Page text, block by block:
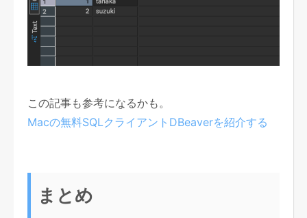
この記事も参考になるかも。
Macの無料SQLクライアントDBeaverを紹介する
まとめ